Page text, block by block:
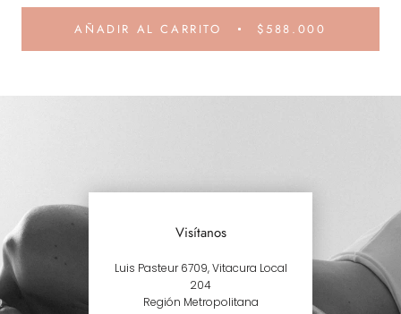
AÑADIR AL CARRITO $588.000
Visítanos
Luis Pasteur 6709, Vitacura Local
204
Región Metropolitana